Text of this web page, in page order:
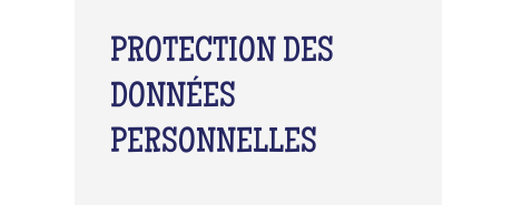
PROTECTION DES
DONNÉES
PERSONNELLES